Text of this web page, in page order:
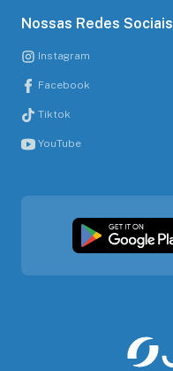
Nossas Redes Sociais
Instagram
Facebook
Tiktok
YouTube